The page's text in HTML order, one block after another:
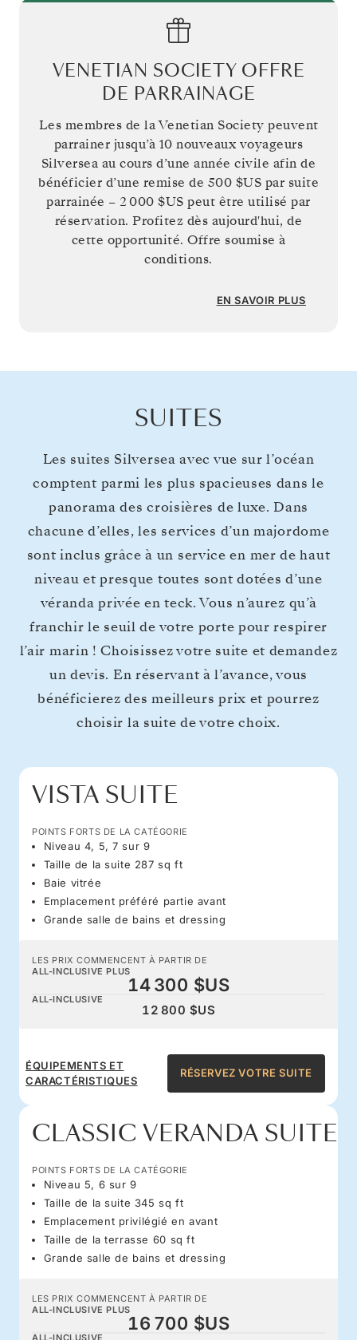
VENETIAN SOCIETY OFFRE
DE PARRAINAGE
Les membres de la Venetian Society peuvent
parrainer jusqu’à 10 nouveaux voyageurs
Silversea au cours d’une année civile afin de
bénéficier d’une remise de 500 $US par suite
parrainée – 2 000 $US peut être utilisé par
réservation. Profitez dès aujourd'hui, de
cette opportunité. Offre soumise à
conditions.
EN SAVOIR PLUS
SUITES
Les suites Silversea avec vue sur l’océan
comptent parmi les plus spacieuses dans le
panorama des croisières de luxe. Dans
chacune d’elles, les services d’un majordome
sont inclus grâce à un service en mer de haut
niveau et presque toutes sont dotées d’une
véranda privée en teck. Vous n’aurez qu’à
franchir le seuil de votre porte pour respirer
l’air marin ! Choisissez votre suite et demandez
un devis. En réservant à l’avance, vous
bénéficierez des meilleurs prix et pourrez
choisir la suite de votre choix.
VISTA SUITE
POINTS FORTS DE LA CATÉGORIE
Niveau 4, 5, 7 sur 9
Taille de la suite 287 sq ft
Baie vitrée
Emplacement préféré partie avant
Grande salle de bains et dressing
LES PRIX COMMENCENT À PARTIR DE
ALL-INCLUSIVE PLUS
14 300 $US
ALL-INCLUSIVE
12 800 $US
ÉQUIPEMENTS ET
CARACTÉRISTIQUES
RÉSERVEZ VOTRE SUITE
CLASSIC VERANDA SUITE
POINTS FORTS DE LA CATÉGORIE
Niveau 5, 6 sur 9
Taille de la suite 345 sq ft
Emplacement privilégié en avant
Taille de la terrasse 60 sq ft
Grande salle de bains et dressing
LES PRIX COMMENCENT À PARTIR DE
ALL-INCLUSIVE PLUS
16 700 $US
ALL-INCLUSIVE